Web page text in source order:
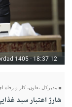
12 Mordad 1405 - 18:37
مدیرکل تعاون، کار و رفاه
شارژ اعتبار سبد غذایی